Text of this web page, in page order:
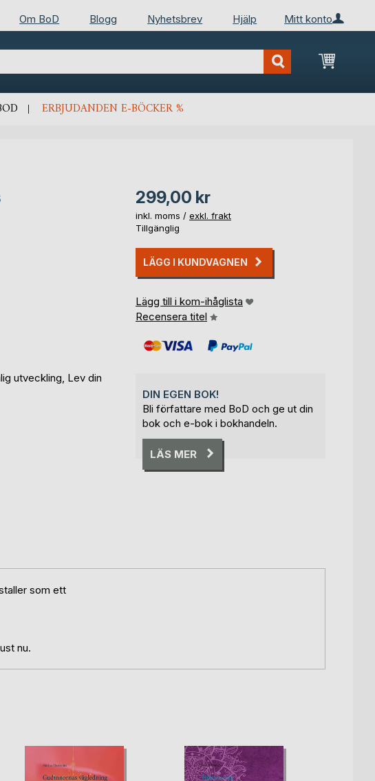
Mitt konto
Om BoD Blogg Nyhetsbrev Hjälp
Min
ERBJUDANDEN E-BÖCKER %
utveckling, Lev din
299,00 kr
inkl. moms / exkl. frakt
Tillgänglig
LÄGG I KUNDVAGNEN
Lägg till i kom-ihåglista
Recensera titel
DIN EGEN BOK!
Bli författare med BoD och ge ut din
bok och e-bok i bokhandeln.
LÄS MER
som ett
nu.